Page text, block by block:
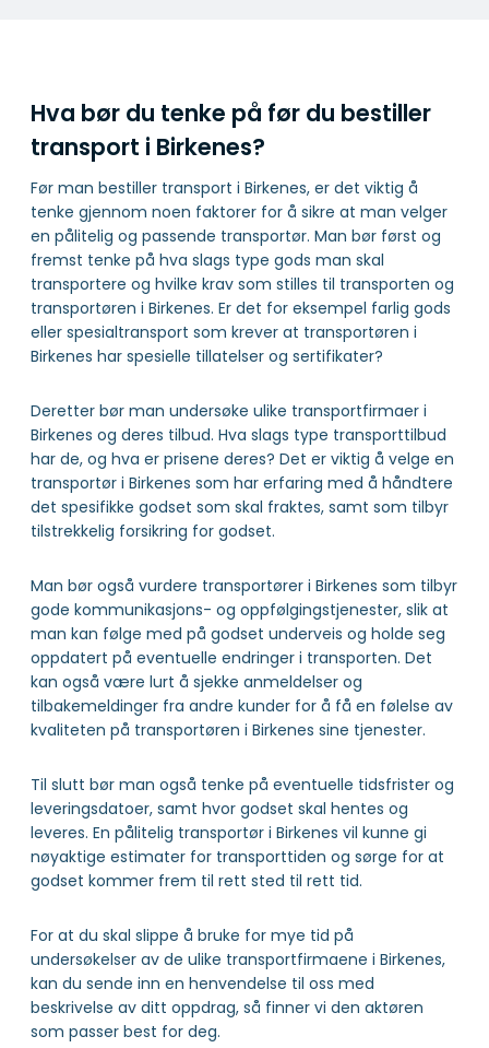
Hva bør du tenke på før du bestiller
transport i Birkenes?
Før man bestiller transport i Birkenes, er det viktig å
tenke gjennom noen faktorer for å sikre at man velger
en pålitelig og passende transportør. Man bør først og
fremst tenke på hva slags type gods man skal
transportere og hvilke krav som stilles til transporten og
transportøren i Birkenes. Er det for eksempel farlig gods
eller spesialtransport som krever at transportøren i
Birkenes har spesielle tillatelser og sertifikater?
Deretter bør man undersøke ulike transportfirmaer i
Birkenes og deres tilbud. Hva slags type transporttilbud
har de, og hva er prisene deres? Det er viktig å velge en
transportør i Birkenes som har erfaring med å håndtere
det spesifikke godset som skal fraktes, samt som tilbyr
tilstrekkelig forsikring for godset.
Man bør også vurdere transportører i Birkenes som tilbyr
gode kommunikasjons- og oppfølgingstjenester, slik at
man kan følge med på godset underveis og holde seg
oppdatert på eventuelle endringer i transporten. Det
kan også være lurt å sjekke anmeldelser og
tilbakemeldinger fra andre kunder for å få en følelse av
kvaliteten på transportøren i Birkenes sine tjenester.
Til slutt bør man også tenke på eventuelle tidsfrister og
leveringsdatoer, samt hvor godset skal hentes og
leveres. En pålitelig transportør i Birkenes vil kunne gi
nøyaktige estimater for transporttiden og sørge for at
godset kommer frem til rett sted til rett tid.
For at du skal slippe å bruke for mye tid på
undersøkelser av de ulike transportfirmaene i Birkenes,
kan du sende inn en henvendelse til oss med
beskrivelse av ditt oppdrag, så finner vi den aktøren
som passer best for deg.